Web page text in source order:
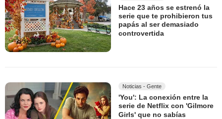
Hace 23 años se estrenó la
serie que te prohibieron tus
papás al ser demasiado
controvertida
Noticias - Gente
'You': La conexión entre la
serie de Netflix con 'Gilmore
Girls' que no sabías